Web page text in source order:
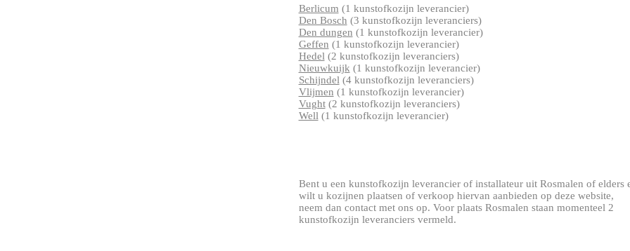
Berlicum (1 kunstofkozijn leverancier)
Den Bosch (3 kunstofkozijn leveranciers)
Den dungen (1 kunstofkozijn leverancier)
Geffen (1 kunstofkozijn leverancier)
Hedel (2 kunstofkozijn leveranciers)
Nieuwkuijk (1 kunstofkozijn leverancier)
Schijndel (4 kunstofkozijn leveranciers)
Vlijmen (1 kunstofkozijn leverancier)
Vught(2 kunstofkozijn leveranciers)
Well (1 kunstofkozijn leverancier)
Bent u een kunstofkozijn leverancier of installateur uit Rosmalen of elders
wilt u kozijnen plaatsen of verkoop hiervan aanbieden op deze website,
neem dan contact met ons op. Voor plaats Rosmalen staan momenteel 2
kunstofkozijn leveranciers vermeld.